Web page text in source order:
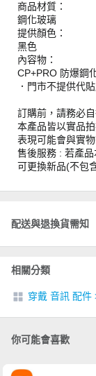
商品材質：
鋼化玻璃
提供顏色：
黑色
內容物：
CP+PRO 防爆鋼
．門市不提供代
訂購前，請務必
本產品皆以實品
表現可能會與實
售後服務 : 若產
可更換新品(不包
配送與退換貨需知
相關分類
穿戴 音訊 配件
你可能會喜歡